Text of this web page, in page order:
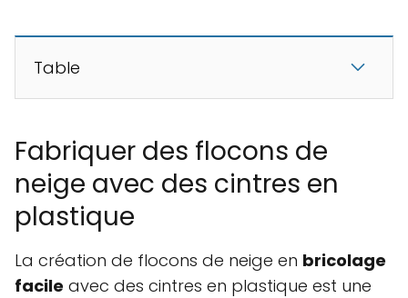
Table
Fabriquer des flocons de
neige avec des cintres en
plastique
La création de flocons de neige en bricolage
facile avec des cintres en plastique est une